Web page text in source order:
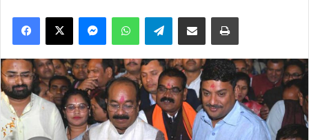
Facebook
X MessengerWhatsAppTelegramShare via Email Print